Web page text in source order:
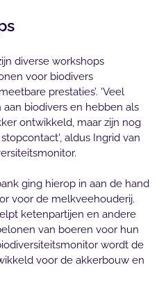
diverse workshops
voor biodivers
prestaties’. 'Veel
biodivers en hebben als
ontwikkeld, maar zijn nog
aldus Ingrid van
ging hierop in aan de hand
voor de melkveehouderij.
ketenpartijen en andere
van boeren voor hun
wordt de
voor de akkerbouw en